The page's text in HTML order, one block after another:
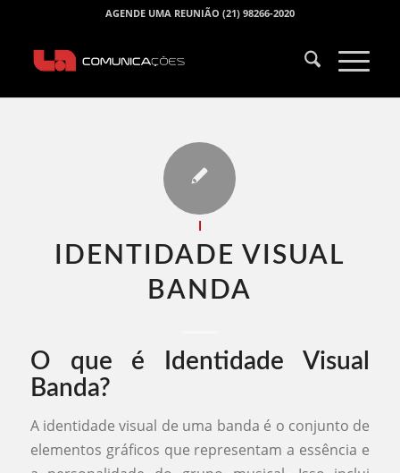
AGENDE UMA REUNIÃO (21) 98266-2020
IDENTIDADE VISUAL
BANDA​
O que é Identidade Visual
Banda?
A identidade visual de uma banda é o conjunto de
elementos gráficos que representam a essência e